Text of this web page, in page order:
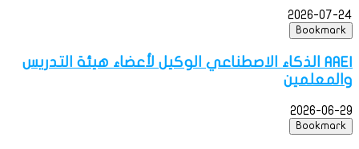
2026-07-24
Bookmark
AAEI الذكاء الاصطناعي الوكيل لأعضاء هيئة التدريس
والمعلمين
2026-06-29
Bookmark